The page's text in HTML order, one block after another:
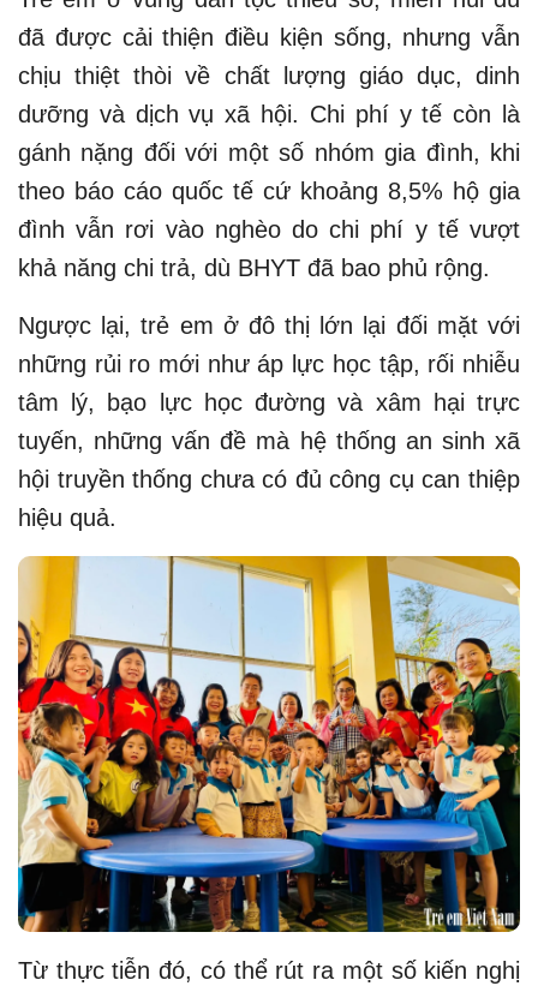
đã được cải thiện điều kiện sống, nhưng vẫn
chịu thiệt thòi về chất lượng giáo dục, dinh
dưỡng và dịch vụ xã hội. Chi phí y tế còn là
gánh nặng đối với một số nhóm gia đình, khi
theo báo cáo quốc tế cứ khoảng 8,5% hộ gia
đình vẫn rơi vào nghèo do chi phí y tế vượt
khả năng chi trả, dù BHYT đã bao phủ rộng.
Ngược lại, trẻ em ở đô thị lớn lại đối mặt với
những rủi ro mới như áp lực học tập, rối nhiễu
tâm lý, bạo lực học đường và xâm hại trực
tuyến, những vấn đề mà hệ thống an sinh xã
hội truyền thống chưa có đủ công cụ can thiệp
hiệu quả.
Từ thực tiễn đó, có thể rút ra một số kiến nghị